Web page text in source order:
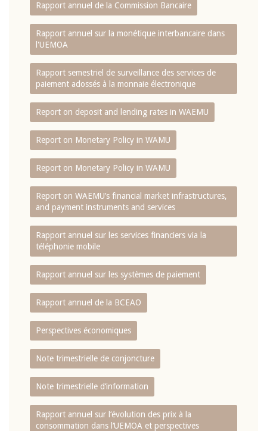
Rapport annuel de la Commission Bancaire
Rapport annuel sur la monétique interbancaire dans
l'UEMOA
Rapport semestriel de surveillance des services de
paiement adossés à la monnaie électronique
Report on deposit and lending rates in WAEMU
Report on Monetary Policy in WAMU
Report on Monetary Policy in WAMU
Report on WAEMU’s financial market infrastructures,
and payment instruments and services
Rapport annuel sur les services financiers via la
téléphonie mobile
Rapport annuel sur les systèmes de paiement
Rapport annuel de la BCEAO
Perspectives économiques
Note trimestrielle de conjoncture
Note trimestrielle d‘information
Rapport annuel sur l‘évolution des prix à la
consommation dans l‘UEMOA et perspectives